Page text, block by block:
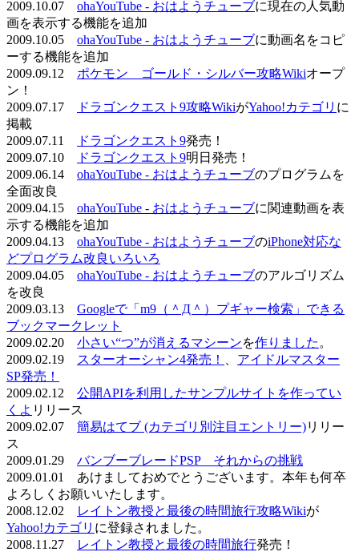
2009.10.07 ohaYouTube - おはようチューブに現在の人気動
画を表示する機能を追加
2009.10.05 ohaYouTube - おはようチューブに動画名をコピ
ーする機能を追加
2009.09.12 ポケモン ゴールド・シルバー攻略Wikiオープ
ン！
2009.07.17
ドラゴンクエスト9攻略WikiがYahoo!カテゴリ に
掲載
2009.07.11
ドラゴンクエスト9発売！
2009.07.10
ドラゴンクエスト9明日発売！
2009.06.14 ohaYouTube - おはようチューブのプログラムを
全面改良
2009.04.15 ohaYouTube - おはようチューブに関連動画を表
示する機能を追加
2009.04.13 ohaYouTube - おはようチューブのiPhone対応な
どプログラム改良いろいろ
2009.04.05 ohaYouTube - おはようチューブのアルゴリズム
を改良
2009.03.13 Googleで「m9（＾Д＾）プギャー検索」できる
ブックマークレット
2009.02.20 小さい“つ”が消えるマシーンを作りました 。
2009.02.19
スターオーシャン4発売！
アイドルマスター
SP発売！
2009.02.12 公開APIを利用したサンプルサイトを作ってい
くよ リリース
2009.02.07 簡易はてブ (カテゴリ別注目エントリー)リリー
ス
2009.01.29 バンブーブレードPSP それからの挑戦
2009.01.01 あけましておめでとうございます。本年も何卒
よろしくお願いいたします。
2008.12.02
レイトン教授と最後の時間旅行攻略Wikiが
Yahoo!カテゴリ に登録されました。
2008.11.27
レイトン教授と最後の時間旅行発売！